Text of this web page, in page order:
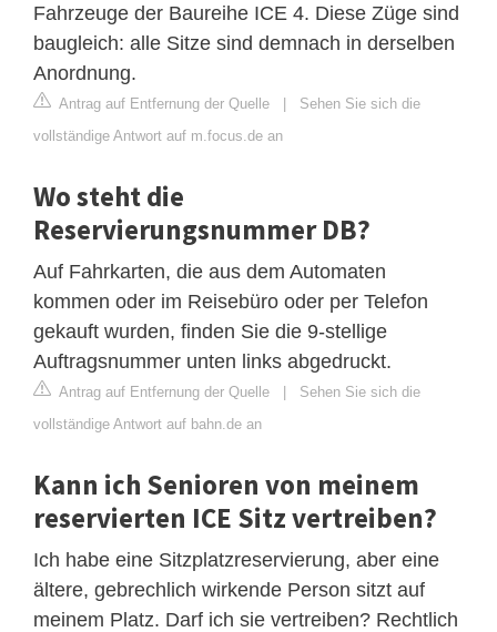
Fahrzeuge der Baureihe ICE 4. Diese Züge sind
baugleich: alle Sitze sind demnach in derselben
Anordnung.
Antrag auf Entfernung der Quelle | Sehen Sie sich die
vollständige Antwort auf m.focus.de an
Wo steht die
Reservierungsnummer DB?
Auf Fahrkarten, die aus dem Automaten
kommen oder im Reisebüro oder per Telefon
gekauft wurden, finden Sie die 9-stellige
Auftragsnummer unten links abgedruckt.
Antrag auf Entfernung der Quelle | Sehen Sie sich die
vollständige Antwort auf bahn.de an
Kann ich Senioren von meinem
reservierten ICE Sitz vertreiben?
Ich habe eine Sitzplatzreservierung, aber eine
ältere, gebrechlich wirkende Person sitzt auf
meinem Platz. Darf ich sie vertreiben? Rechtlich